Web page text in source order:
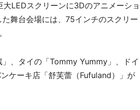
LEDスクリーンに3Dのアニメーショ
舞台会場には、75インチのスクリー
、タイの「Tommy Yummy」、ドイ
ケーキ店「舒芙蕾（Fufuland）」が